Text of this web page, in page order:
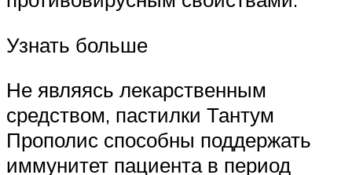
Узнать больше
Не являясь лекарственным
средством, пастилки Тантум
Прополис способны поддержать
иммунитет пациента в период